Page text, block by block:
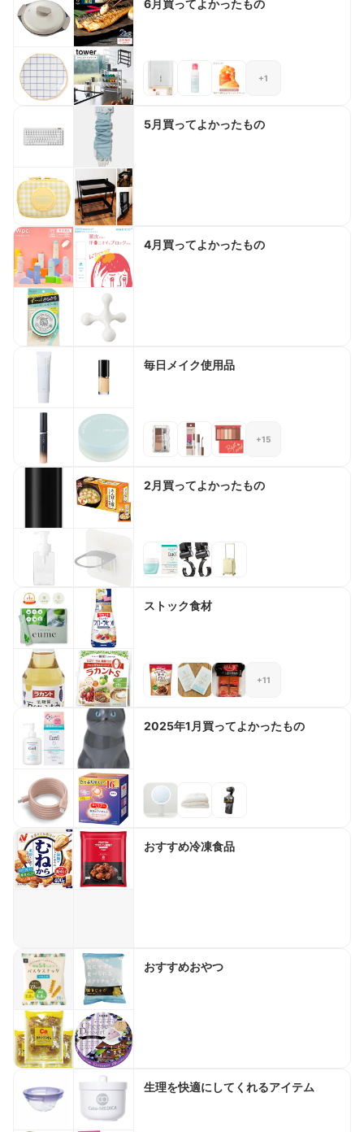
6月買ってよかったもの
+1
5月買ってよかったもの
4月買ってよかったもの
毎日メイク使用品
+15
2月買ってよかったもの
ストック食材
+11
2025年1月買ってよかったもの
おすすめ冷凍食品
おすすめおやつ
生理を快適にしてくれるアイテム